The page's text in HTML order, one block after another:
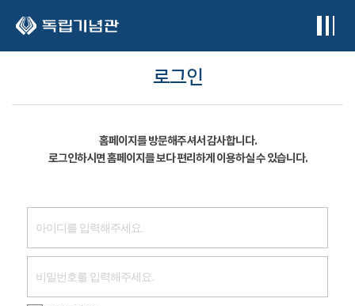
로그인
홈페이지를 방문해주셔서 감사합니다.
로그인하시면 홈페이지를 보다 편리하게 이용하실 수 있습니다.